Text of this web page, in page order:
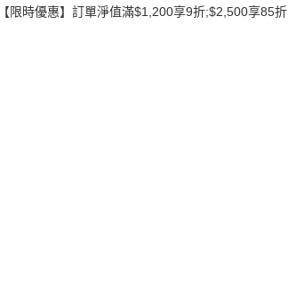
限時優惠】訂單淨值滿$1,200享9折;$2,500享85折